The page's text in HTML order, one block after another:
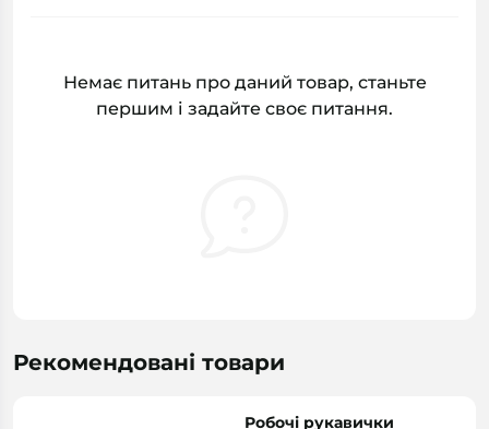
Немає питань про даний товар, станьте
першим і задайте своє питання.
Рекомендовані товари
Робочі рукавички